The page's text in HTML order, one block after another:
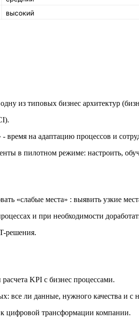
из типовых бизнес архитектур
время на адаптацию процессов и
в пилотном режиме: настроить,
«слабые места» : выявить узкие
и при необходимости
решения.
KPI с бизнес процессами.
все ли данные, нужного качества и с
цифровой трансформации компании.